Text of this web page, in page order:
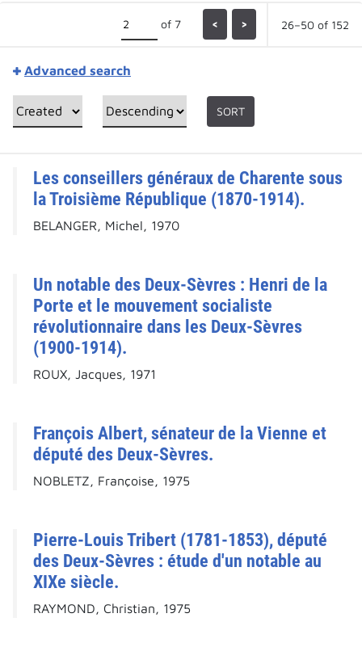
of 7 < > 26–50 of 152
Advanced search
SORT
Les conseillers généraux de Charente sous
la Troisième République (1870-1914).
BELANGER, Michel, 1970
Un notable des Deux-Sèvres : Henri de la
Porte et le mouvement socialiste
révolutionnaire dans les Deux-Sèvres
(1900-1914).
ROUX, Jacques, 1971
François Albert, sénateur de la Vienne et
député des Deux-Sèvres.
NOBLETZ, Françoise, 1975
Pierre-Louis Tribert (1781-1853), député
des Deux-Sèvres : étude d'un notable au
XIXe siècle.
RAYMOND, Christian, 1975